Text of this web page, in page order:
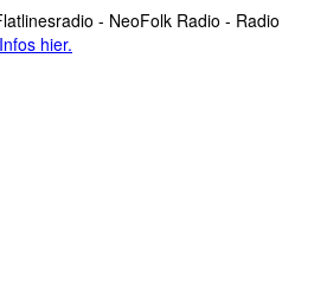
- NeoFolk Radio - Radio
hier.